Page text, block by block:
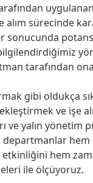
uygulanan
alım sürecinde
sonucunda
tarafından
gibi oldukça
ve işe
ve yalın yönetim
hem
hem
ile ölçüyoruz.